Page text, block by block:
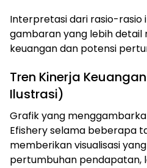
Interpretasi dari rasio-rasio
gambaran yang lebih detail
keuangan dan potensi
Tren Kinerja
Ilustrasi)
Grafik yang
Efishery selama beberapa
memberikan visualisasi
pertumbuhan pendapatan,